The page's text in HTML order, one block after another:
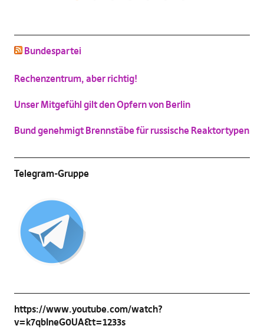
(Vergrößern)
Bundespartei
Rechenzentrum, aber richtig!
Unser Mitgefühl gilt den Opfern von Berlin
Bund genehmigt Brennstäbe für russische Reaktortypen
Telegram-Gruppe
https://www.youtube.com/watch?
v=k7qbIneG0UA&t=1233s